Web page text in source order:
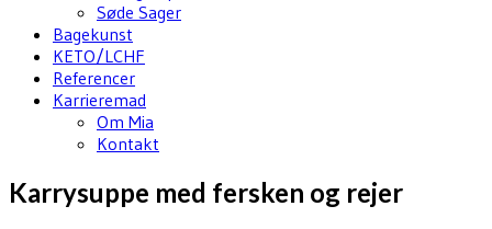
Søde Sager
Bagekunst
KETO/LCHF
Referencer
Karrieremad
Om Mia
Kontakt
Karrysuppe med fersken og rejer